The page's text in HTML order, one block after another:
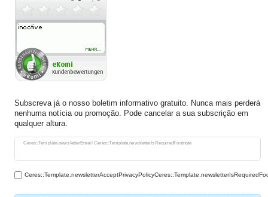
Subscreva já o nosso boletim informativo gratuito. Nunca mais perderá
nenhuma notícia ou promoção. Pode cancelar a sua subscrição em
qualquer altura.
Ceres::Template.newsletterEmail Ceres::Template.newsletterIsRequiredFootnote
Ceres::Template.newsletterHoneypotLabel